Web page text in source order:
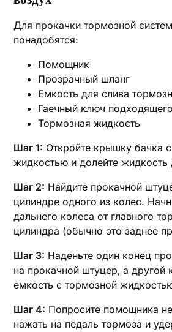
Для прокачки тормозной
понадобятся:
Помощник
Прозрачный шланг
Емкость для слива
Гаечный ключ
Тормозная жидкость
Шаг 1: Откройте крышку бачка
жидкостью и долейте
Шаг 2: Найдите прокачной
цилиндре одного из колес.
дальнего колеса от главного
цилиндра (обычно это заднее
Шаг 3: Наденьте один конец
на прокачной штуцер‚ а другой
емкость с тормозной
Шаг 4: Попросите помощника
нажать на педаль тормоза и